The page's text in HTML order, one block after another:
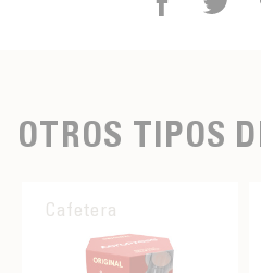
OTROS TIPOS
Cafetera